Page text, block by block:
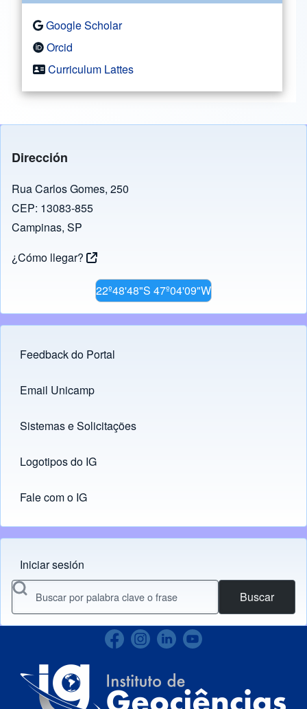
Google Scholar
Orcid
Curriculum Lattes
Dirección
Rua Carlos Gomes, 250
CEP: 13083-855
Campinas, SP
¿Cómo llegar?
22º48'48"S 47º04'09"W
Footer menu
Feedback do Portal
Links
Email Unicamp
(opens in new tab)
Sistemas e Solicitações
(opens in new tab)
Logotipos do IG
(opens in new tab)
Fale com o IG
Menu do usuário
Iniciar sesión
Buscar